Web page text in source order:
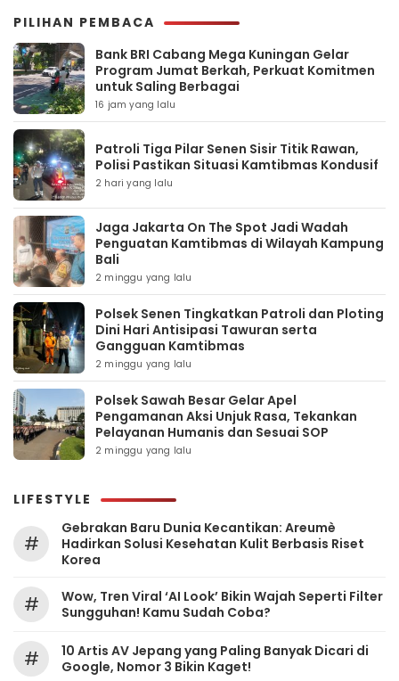
PILIHAN PEMBACA
Bank BRI Cabang Mega Kuningan Gelar
Program Jumat Berkah, Perkuat Komitmen
untuk Saling Berbagai
16 jam yang lalu
Patroli Tiga Pilar Senen Sisir Titik Rawan,
Polisi Pastikan Situasi Kamtibmas Kondusif
2 hari yang lalu
Jaga Jakarta On The Spot Jadi Wadah
Penguatan Kamtibmas di Wilayah Kampung
Bali
2 minggu yang lalu
Polsek Senen Tingkatkan Patroli dan Ploting
Dini Hari Antisipasi Tawuran serta
Gangguan Kamtibmas
2 minggu yang lalu
Polsek Sawah Besar Gelar Apel
Pengamanan Aksi Unjuk Rasa, Tekankan
Pelayanan Humanis dan Sesuai SOP
2 minggu yang lalu
LIFESTYLE
#
Gebrakan Baru Dunia Kecantikan: Areumè
Hadirkan Solusi Kesehatan Kulit Berbasis Riset
Korea
#
Wow, Tren Viral ‘AI Look’ Bikin Wajah Seperti Filter
Sungguhan! Kamu Sudah Coba?
#
10 Artis AV Jepang yang Paling Banyak Dicari di
Google, Nomor 3 Bikin Kaget!